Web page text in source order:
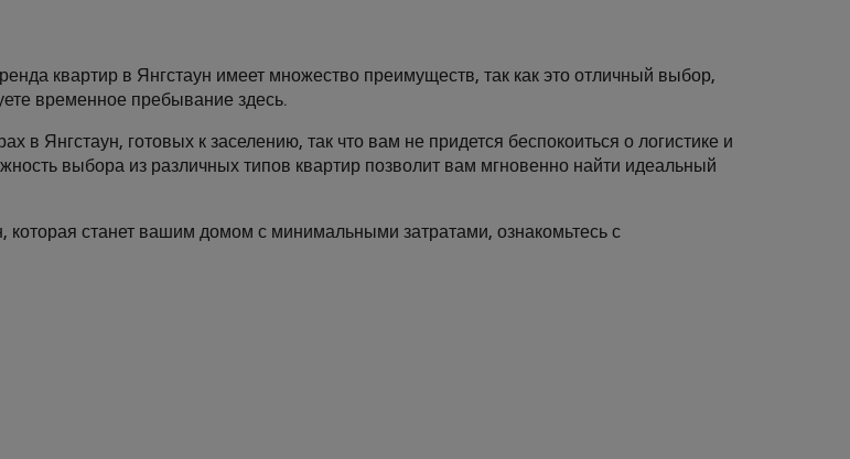
квартир в Янгстаун имеет множество преимуществ, так как это отличный выбор,
временное пребывание здесь.
в Янгстаун, готовых к заселению, так что вам не придется беспокоиться о логистике и
выбора из различных типов квартир позволит вам мгновенно найти идеальный
которая станет вашим домом с минимальными затратами, ознакомьтесь с